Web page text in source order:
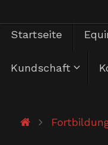
Zum
Zum
InhaltStartseite
Kundschaft
Start